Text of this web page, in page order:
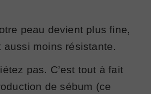
peau devient plus fine,
aussi moins résistante.
pas. C’est tout à fait
de sébum (ce